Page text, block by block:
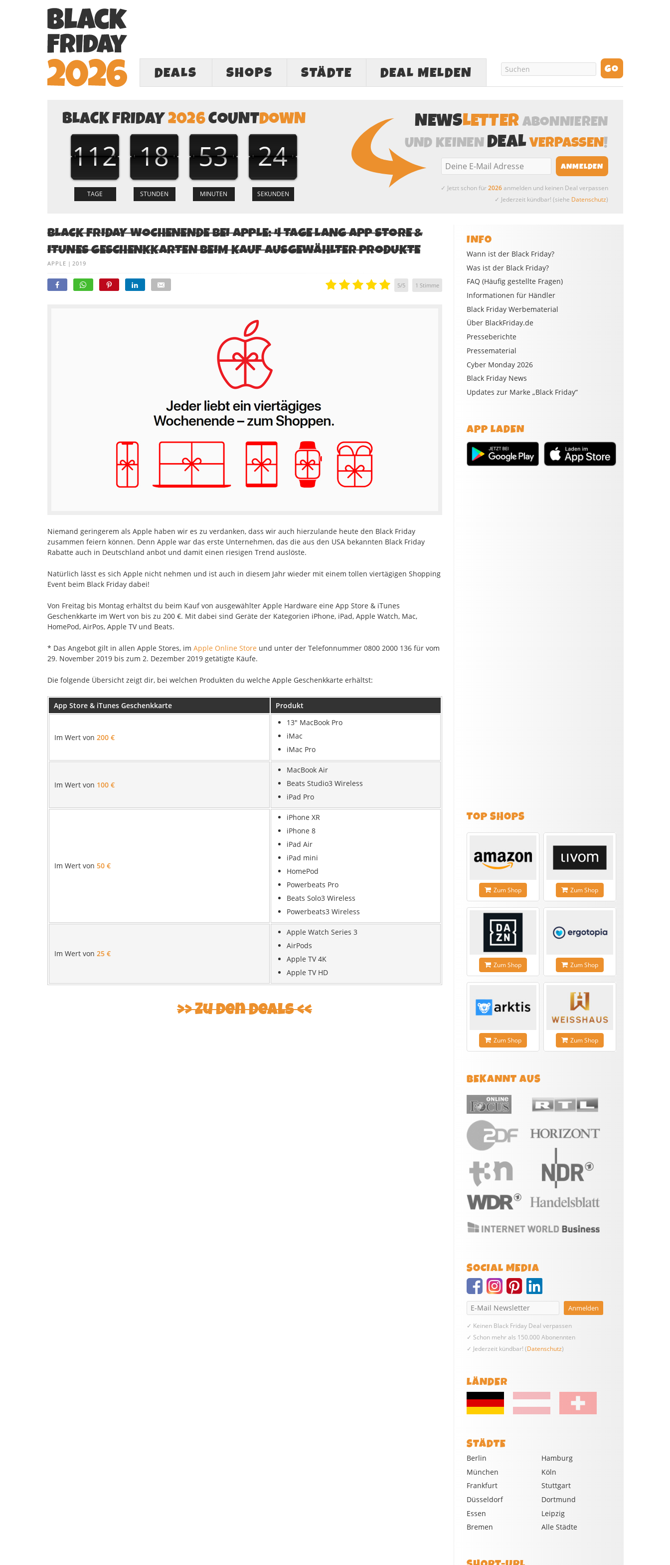
DEALS SHOPS STÄDTE DEAL MELDEN
BLACK FRIDAY2026COUNTDOWN
112 18 53 24
NEWSLETTERABONNIEREN
UND KEINENDEALVERPASSEN!
✓ Jetzt schon für2026anmelden und keinen Deal verpassen
✓ Jederzeit kündbar! (siehe Datenschutz)
BLACK FRIDAY WOCHENENDE BEI APPLE: 4 TAGE LANG APP STORE &
ITUNES GESCHENKKARTEN BEIM KAUF AUSGEWÄHLTER PRODUKTE
APPLE | 2019
5/5 1 Stimme
Niemand geringerem als Apple haben wir es zu verdanken, dass wir auch hierzulande heute den Black Friday
zusammen feiern können. Denn Apple war das erste Unternehmen, das die aus den USA bekannten Black Friday
Rabatte auch in Deutschland anbot und damit einen riesigen Trend auslöste.
Natürlich lässt es sich Apple nicht nehmen und ist auch in diesem Jahr wieder mit einem tollen viertägigen Shopping
Event beim Black Friday dabei!
Von Freitag bis Montag erhältst du beim Kauf von ausgewählter Apple Hardware eine App Store & iTunes
Geschenkkarte im Wert von bis zu 200 €. Mit dabei sind Geräte der Kategorien iPhone, iPad, Apple Watch, Mac,
HomePod, AirPos, Apple TV und Beats.
* Das Angebot gilt in allen Apple Stores, im Apple Online Store und unter der Telefonnummer 0800 2000 136 für vom
29. November 2019 bis zum 2. Dezember 2019 getätigte Käufe.
Die folgende Übersicht zeigt dir, bei welchen Produkten du welche Apple Geschenkkarte erhältst:
App Store & iTunes Geschenkkarte Produkt
Im Wert von 200 €
13″ MacBook Pro
iMac
iMac Pro
Im Wert von 100 €
MacBook Air
Beats Studio3 Wireless
iPad Pro
Im Wert von 50 €
iPhone XR
iPhone 8
iPad Air
iPad mini
HomePod
Powerbeats Pro
Beats Solo3 Wireless
Powerbeats3 Wireless
Im Wert von 25 €
Apple Watch Series 3
AirPods
Apple TV 4K
Apple TV HD
Zu den Deals
INFO
Wann ist der Black Friday?
Was ist der Black Friday?
FAQ (Häufig gestellte Fragen)
Informationen für Händler
Black Friday Werbematerial
Über BlackFriday.de
Presseberichte
Pressematerial
Cyber Monday 2026
Black Friday News
Updates zur Marke „Black Friday“
APP LADEN
TOP SHOPS
Zum Shop Zum Shop
Zum Shop Zum Shop
Zum Shop Zum Shop
BEKANNT AUS
SOCIAL MEDIA
✓ Keinen Black Friday Deal verpassen
✓ Schon mehr als 150.000 Abonennten
✓ Jederzeit kündbar! (Datenschutz)
LÄNDER
STÄDTE
Berlin
Hamburg
München
Köln
Frankfurt
Stuttgart
Düsseldorf
Dortmund
Essen
Leipzig
Bremen
Alle Städte